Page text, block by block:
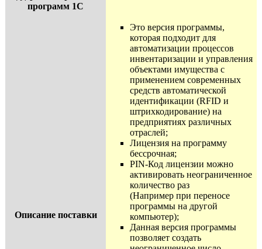
программ 1С
Описание поставки
Это версия программы,
которая подходит для
автоматизации процессов
инвентаризации и управления
объектами имущества с
применением современных
средств автоматической
идентификации (RFID и
штрихкодирование) на
предприятиях различных
отраслей;
Лицензия на программу
бессрочная;
PIN-Код лицензии можно
активировать неограниченное
количество раз
(Например при переносе
программы на другой
компьютер);
Данная версия программы
позволяет создать